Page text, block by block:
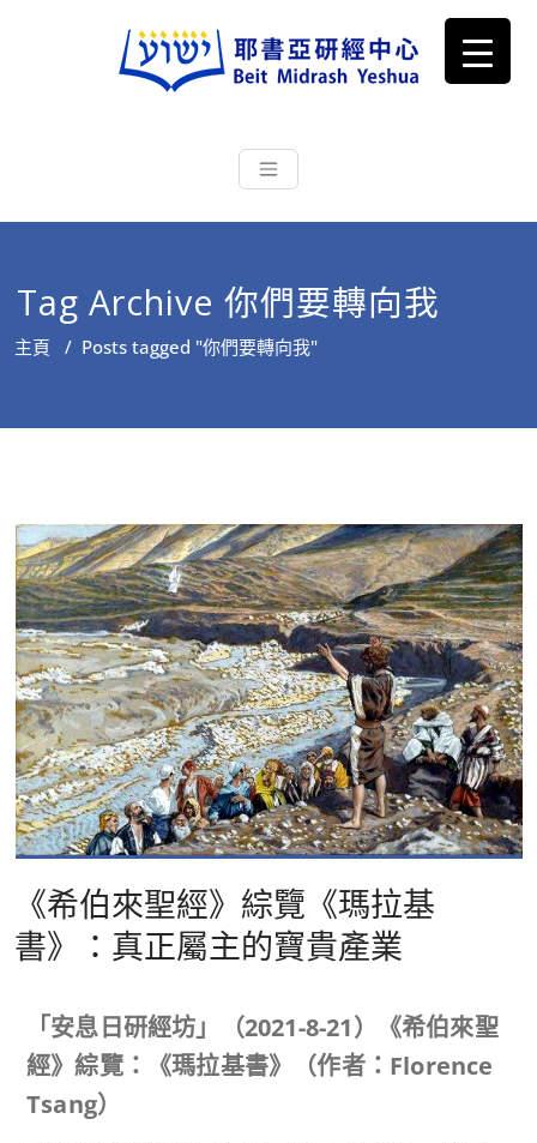
耶書亞研經中心
根源明白聖經，成為更好的門徒
Tag Archive 你們要轉向我
主頁 / Posts tagged "你們要轉向我"
《希伯來聖經》綜覽《瑪拉基
書》：真正屬主的寶貴產業
「安息日研經坊」（2021-8-21）《希伯來聖
經》綜覽：《瑪拉基書》
（作者： Florence
Tsang）